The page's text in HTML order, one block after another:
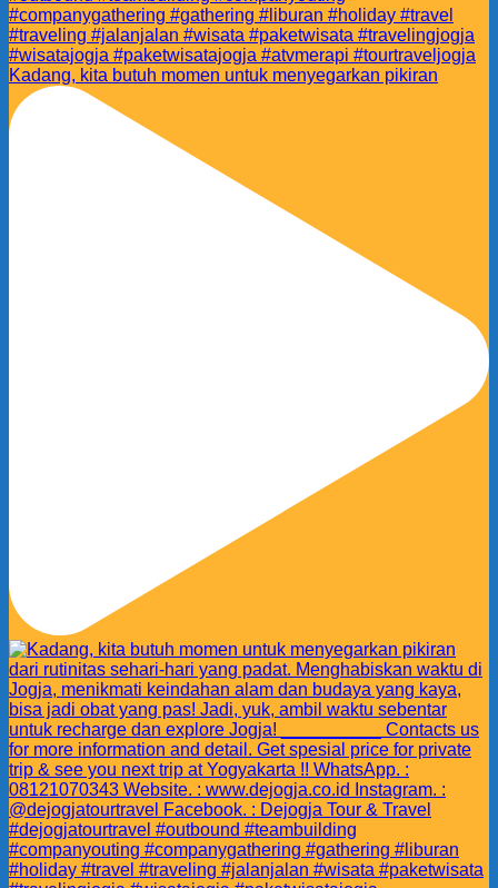
Kadang, kita butuh momen untuk menyegarkan pikiran